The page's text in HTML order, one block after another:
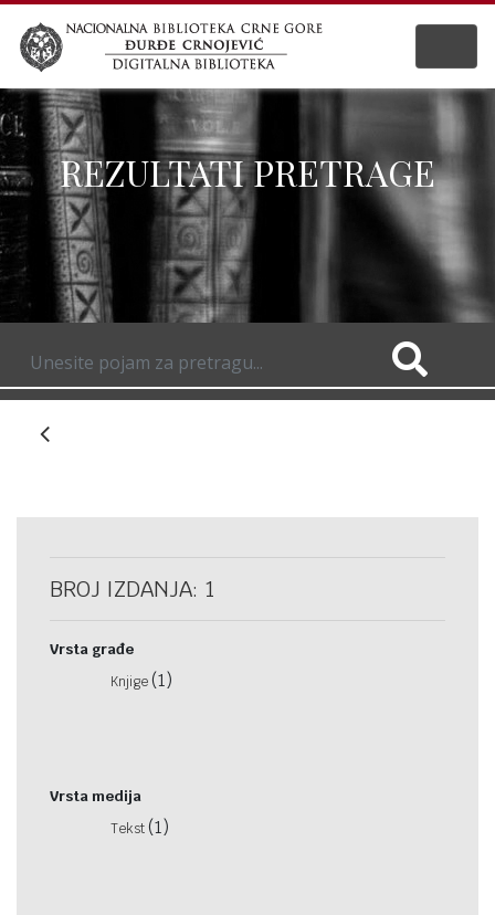
REZULTATI PRETRAGE
BROJ IZDANJA: 1
Vrsta građe
Knjige(1)
Vrsta medija
Tekst(1)